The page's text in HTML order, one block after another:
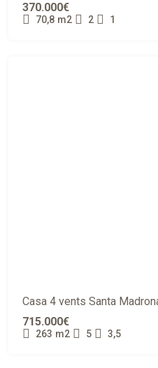
370.000€
70,8 m2 2 1
Casa 4 vents Santa
715.000€
263 m2 5 3,5